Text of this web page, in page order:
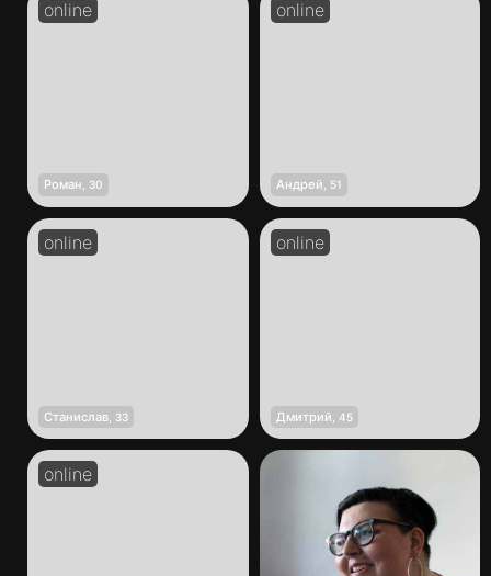
Роман 30 Андрей 51
Станислав 33 Дмитрий 45